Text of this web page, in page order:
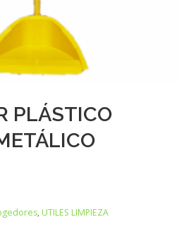
PLÁSTICO
, UTILES LIMPIEZA